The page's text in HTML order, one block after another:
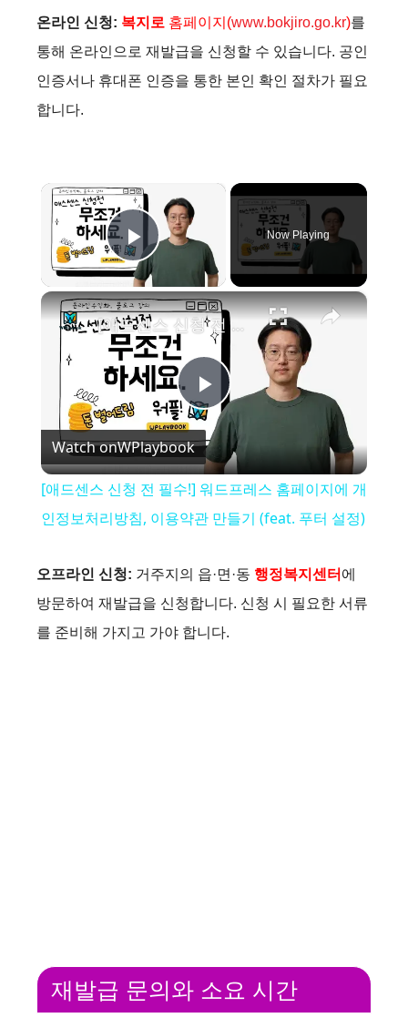
온라인 신청: 복지로 홈페이지(www.bokjiro.go.kr)를
통해 온라인으로 재발급을 신청할 수 있습니다. 공인
인증서나 휴대폰 인증을 통한 본인 확인 절차가 필요
합니다.
×
Play Video
Now Playing
×
P
l
a
y
V
[애드센스 신청 전 필수!] 워드프레스 홈페이지에 개인정보처리방침, 이용약관 만들기 (feat. 푸터 설정)
Watch onWPlaybook
[애드센스 신청 전 필수!] 워드프레스 홈페이지에 개
인정보처리방침, 이용약관 만들기 (feat. 푸터 설정)
오프라인 신청: 거주지의 읍·면·동 행정복지센터 에
방문하여 재발급을 신청합니다. 신청 시 필요한 서류
를 준비해 가지고 가야 합니다.
재발급 문의와 소요 시간